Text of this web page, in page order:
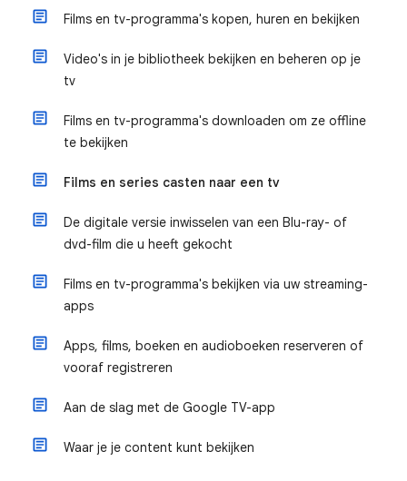
Films en tv-programma's kopen, huren en bekijken
Video's in je bibliotheek bekijken en beheren op je
tv
Films en tv-programma's downloaden om ze offline
te bekijken
Films en series casten naar een tv
De digitale versie inwisselen van een Blu-ray- of
dvd-film die u heeft gekocht
Films en tv-programma's bekijken via uw streaming-
apps
Apps, films, boeken en audioboeken reserveren of
vooraf registreren
Aan de slag met de Google TV-app
Waar je je content kunt bekijken